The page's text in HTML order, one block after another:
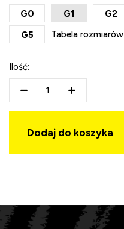
G0 G1 G2
G5
Tabela rozmiarów
Ilość:
Dodaj do koszyka